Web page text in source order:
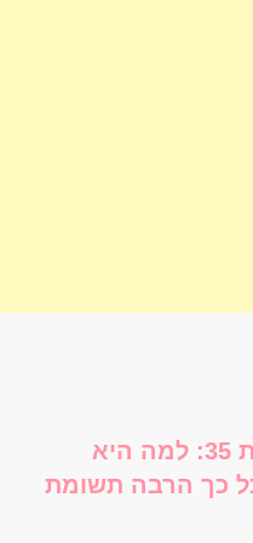
לינדזי פלאס חוגגת 35: למה היא
כך הרבה תשומת